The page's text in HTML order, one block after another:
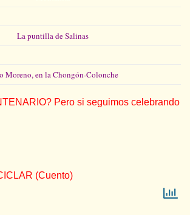
La puntilla de Salinas
Moreno, en la Chongón-Colonche
Pero si seguimos celebrando
(Cuento)